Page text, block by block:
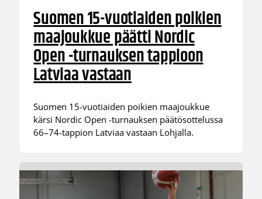
Suomen 15-vuotiaiden poikien
maajoukkue päätti Nordic
Open -turnauksen tappioon
Latviaa vastaan
Suomen 15-vuotiaiden poikien maajoukkue
kärsi Nordic Open -turnauksen päätösottelussa
66–74-tappion Latviaa vastaan Lohjalla.